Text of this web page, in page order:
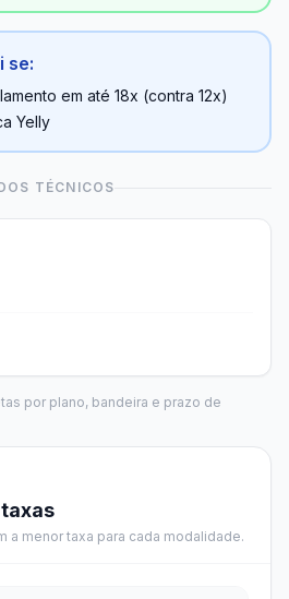
se:
em até 18x (contra 12x)
Yelly
TÉCNICOS
por plano, bandeira e prazo de
a menor taxa para cada modalidade.